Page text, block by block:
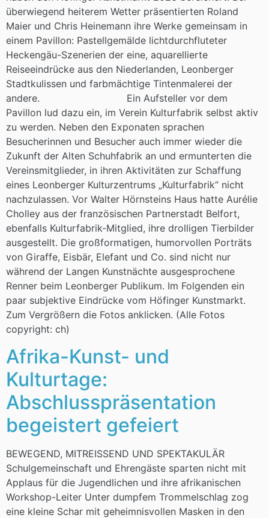
überwiegend heiterem Wetter präsentierten Roland
Maier und Chris Heinemann ihre Werke gemeinsam in
einem Pavillon: Pastellgemälde lichtdurchfluteter
Heckengäu-Szenerien der eine, aquarellierte
Reiseeindrücke aus den Niederlanden, Leonberger
Stadtkulissen und farbmächtige Tintenmalerei der
andere. Ein Aufsteller vor dem
Pavillon lud dazu ein, im Verein Kulturfabrik selbst aktiv
zu werden. Neben den Exponaten sprachen
Besucherinnen und Besucher auch immer wieder die
Zukunft der Alten Schuhfabrik an und ermunterten die
Vereinsmitglieder, in ihren Aktivitäten zur Schaffung
eines Leonberger Kulturzentrums „Kulturfabrik“ nicht
nachzulassen. Vor Walter Hörnsteins Haus hatte Aurélie
Cholley aus der französischen Partnerstadt Belfort,
ebenfalls Kulturfabrik-Mitglied, ihre drolligen Tierbilder
ausgestellt. Die großformatigen, humorvollen Porträts
von Giraffe, Eisbär, Elefant und Co. sind nicht nur
während der Langen Kunstnächte ausgesprochene
Renner beim Leonberger Publikum. Im Folgenden ein
paar subjektive Eindrücke vom Höfinger Kunstmarkt.
Zum Vergrößern die Fotos anklicken. (Alle Fotos
copyright: ch)
Afrika-Kunst- und
Kulturtage:
Abschlusspräsentation
begeistert gefeiert
BEWEGEND, MITREISSEND UND SPEKTAKULÄR
Schulgemeinschaft und Ehrengäste sparten nicht mit
Applaus für die Jugendlichen und ihre afrikanischen
Workshop-Leiter Unter dumpfem Trommelschlag zog
eine kleine Schar mit geheimnisvollen Masken in den